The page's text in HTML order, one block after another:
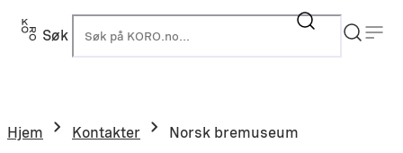
Søk
Hjem Kontakter Norsk bremuseum